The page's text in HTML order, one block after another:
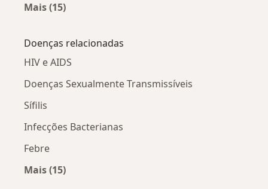
Mais (15)
Doenças relacionadas
HIV e AIDS
Doenças Sexualmente Transmissíveis
Sífilis
Infecções Bacterianas
Febre
Mais (15)